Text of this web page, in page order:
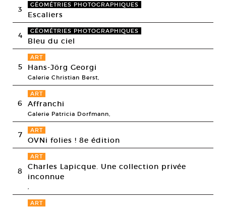
3 GÉOMÉTRIES PHOTOGRAPHIQUES
Escaliers
4 GÉOMÉTRIES PHOTOGRAPHIQUES
Bleu du ciel
5
ART
Hans-Jörg Georgi
Galerie Christian Berst,
6
ART
Affranchi
Galerie Patricia Dorfmann,
7 ART
OVNi folies ! 8e édition
8
ART
Charles Lapicque. Une collection privée
inconnue
ART